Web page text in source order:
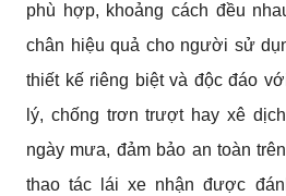
phù hợp, khoảng cách đều
chân hiệu quả cho người sử
thiết kế riêng biệt và độc đáo
lý, chống trơn trượt hay xê
ngày mưa, đảm bảo an toàn
thao tác lái xe nhận được